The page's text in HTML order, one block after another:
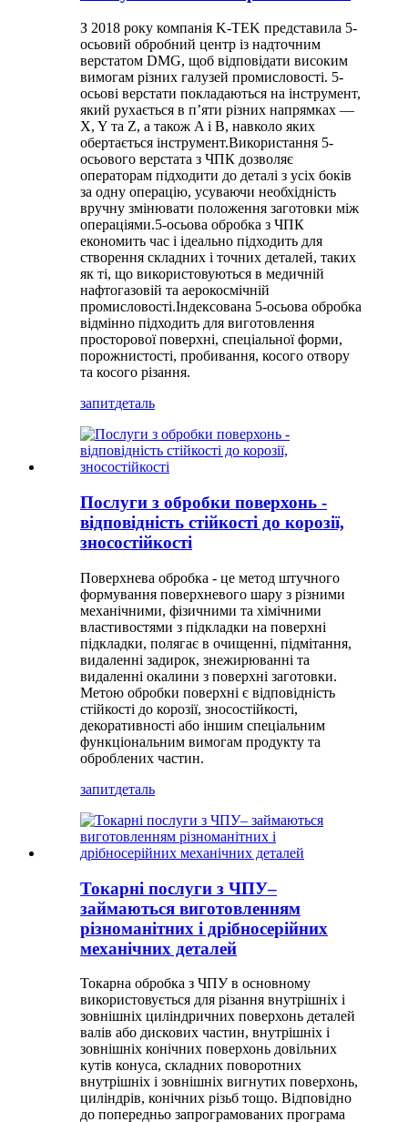
З 2018 року компанія K-TEK представила 5-
осьовий обробний центр із надточним
верстатом DMG, щоб відповідати високим
вимогам різних галузей промисловості. 5-
осьові верстати покладаються на інструмент,
який рухається в п’яти різних напрямках —
X, Y та Z, а також A і B, навколо яких
обертається інструмент.Використання 5-
осьового верстата з ЧПК дозволяє
операторам підходити до деталі з усіх боків
за одну операцію, усуваючи необхідність
вручну змінювати положення заготовки між
операціями.5-осьова обробка з ЧПК
економить час і ідеально підходить для
створення складних і точних деталей, таких
як ті, що використовуються в медичній
нафтогазовій та аерокосмічній
промисловості.Індексована 5-осьова обробка
відмінно підходить для виготовлення
просторової поверхні, спеціальної форми,
порожнистості, пробивання, косого отвору
та косого різання.
запитдеталь
Послуги з обробки поверхонь -
відповідність стійкості до корозії,
зносостійкості
Поверхнева обробка - це метод штучного
формування поверхневого шару з різними
механічними, фізичними та хімічними
властивостями з підкладки на поверхні
підкладки, полягає в очищенні, підмітання,
видаленні задирок, знежирюванні та
видаленні окалини з поверхні заготовки.
Метою обробки поверхні є відповідність
стійкості до корозії, зносостійкості,
декоративності або іншим спеціальним
функціональним вимогам продукту та
оброблених частин.
запитдеталь
Токарні послуги з ЧПУ–
займаються виготовленням
різноманітних і дрібносерійних
механічних деталей
Токарна обробка з ЧПУ в основному
використовується для різання внутрішніх і
зовнішніх циліндричних поверхонь деталей
валів або дискових частин, внутрішніх і
зовнішніх конічних поверхонь довільних
кутів конуса, складних поворотних
внутрішніх і зовнішніх вигнутих поверхонь,
циліндрів, конічних різьб тощо. Відповідно
до попередньо запрограмованих програма